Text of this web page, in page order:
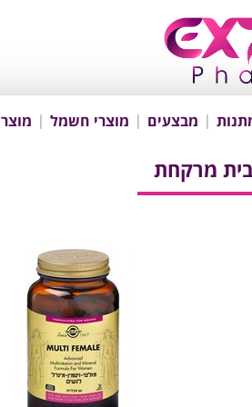
מבצעים מוצרי חשמל
מרקחת